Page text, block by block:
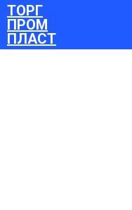
ТОРГ
ПРОМ
ПЛАСТ